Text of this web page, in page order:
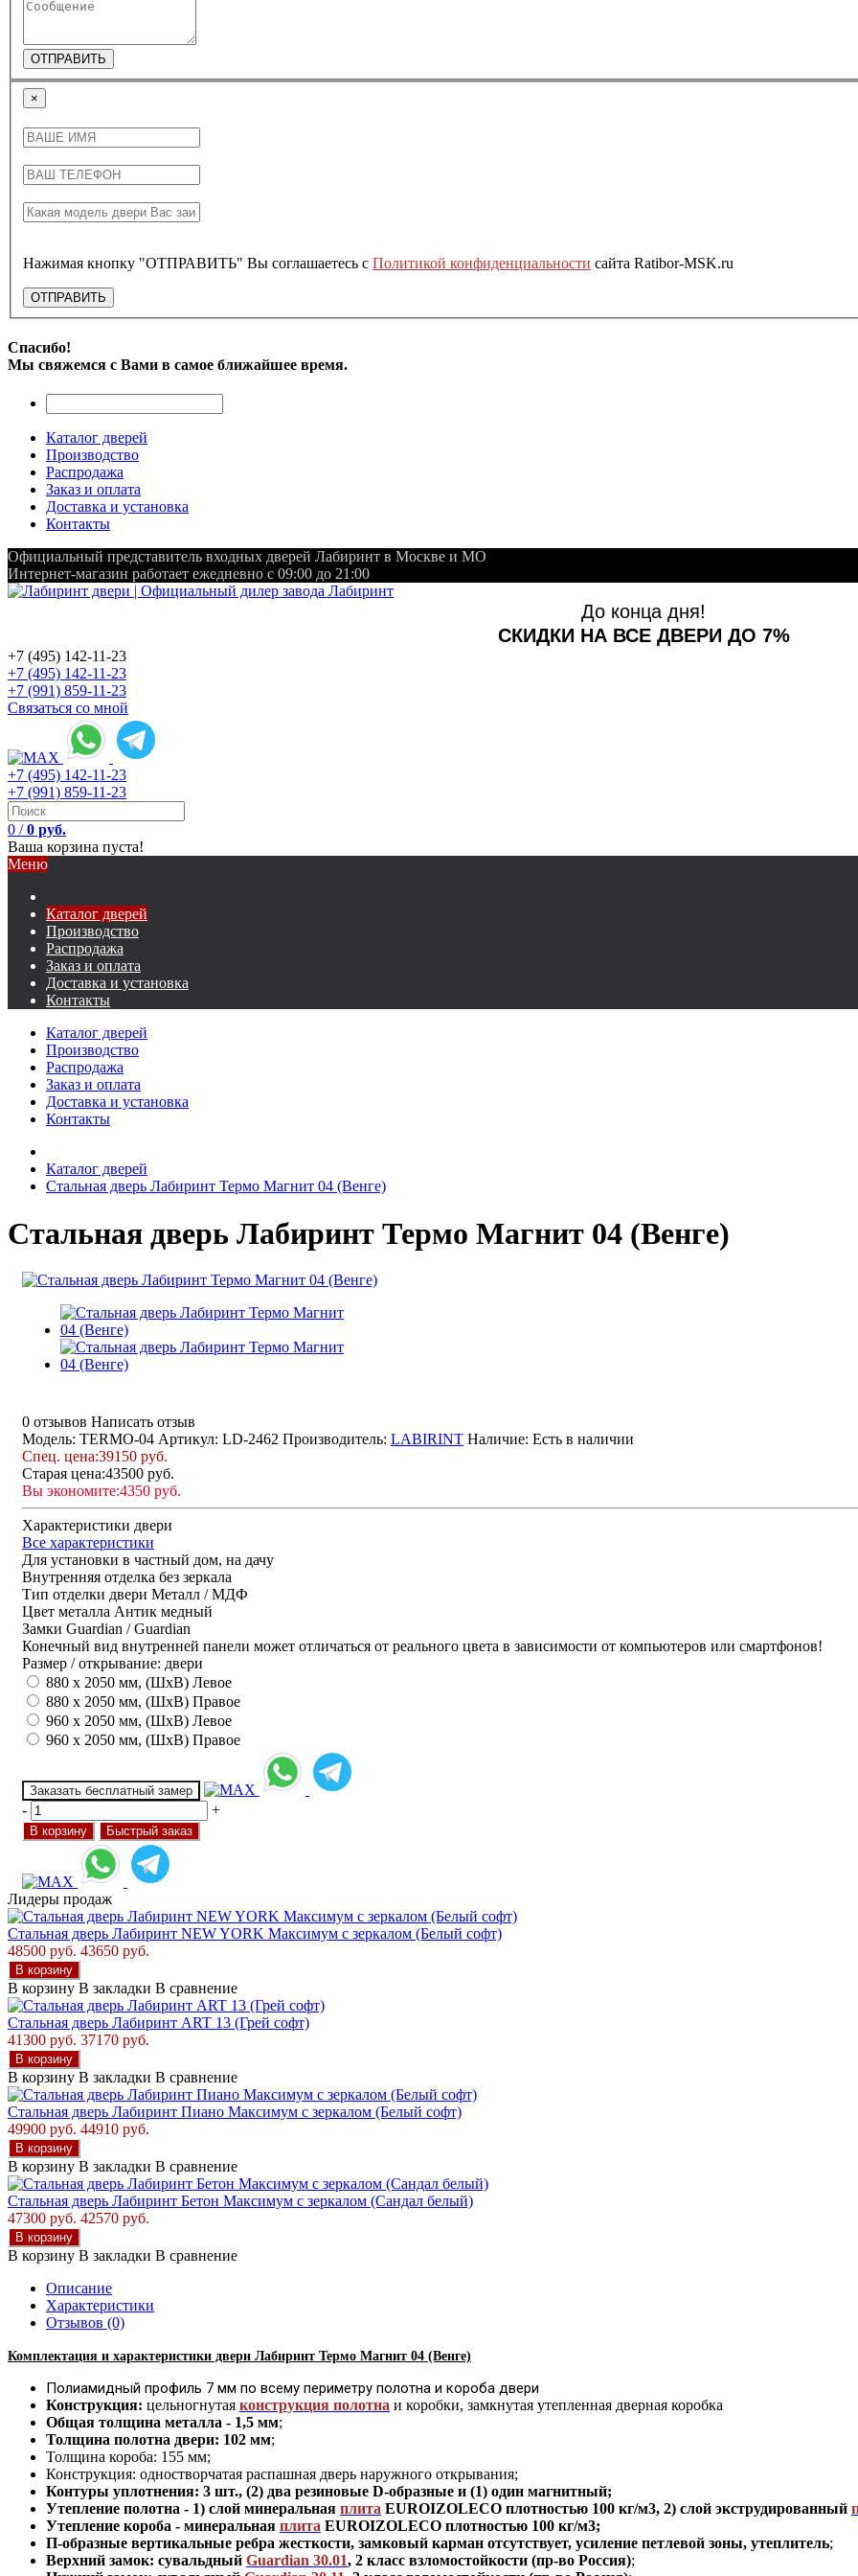
ОТПРАВИТЬ
×
Нажимая кнопку "ОТПРАВИТЬ" Вы соглашаетесь с Политикой конфиденциальности сайта Ratibor-MSK.ru
ОТПРАВИТЬ
Спасибо!
Мы свяжемся с Вами в самое ближайшее время.
Каталог дверей
Производство
Распродажа
Заказ и оплата
Доставка и установка
Контакты
Официальный представитель входных дверей Лабиринт в Москве и МО
Интернет-магазин работает ежедневно с 09:00 до 21:00
До конца дня!
СКИДКИ НА ВСЕ ДВЕРИ ДО 7%
+7 (495) 142-11-23
+7 (495) 142-11-23
+7 (991) 859-11-23
Связаться со мной
+7 (495) 142-11-23
+7 (991) 859-11-23
0 / 0 руб.
Ваша корзина пуста!
Меню
Каталог дверей
Производство
Распродажа
Заказ и оплата
Доставка и установка
Контакты
Каталог дверей
Производство
Распродажа
Заказ и оплата
Доставка и установка
Контакты
Каталог дверей
Стальная дверь Лабиринт Термо Магнит 04 (Венге)
Стальная дверь Лабиринт Термо Магнит 04 (Венге)
0 отзывов Написать отзыв
Модель: TERMO-04 Артикул: LD-2462 Производитель: LABIRINT Наличие: Есть в наличии
Спец. цена:39150 руб.
Старая цена:43500 руб.
Вы экономите:4350 руб.
Характеристики двери
Все характеристики
Для установки в частный дом, на дачу
Внутренняя отделка без зеркала
Тип отделки двери Металл / МДФ
Цвет металла Антик медный
Замки Guardian / Guardian
Конечный вид внутренней панели может отличаться от реального цвета в зависимости от компьютеров или смартфонов!
Размер / открывание: двери
880 х 2050 мм, (ШхВ) Левое
880 х 2050 мм, (ШхВ) Правое
960 х 2050 мм, (ШхВ) Левое
960 х 2050 мм, (ШхВ) Правое
Заказать бесплатный замер
- +
В корзину Быстрый заказ
Лидеры продаж
Стальная дверь Лабиринт NEW YORK Максимум с зеркалом (Белый софт)
48500 руб. 43650 руб.
В корзину
В корзину В закладки В сравнение
Стальная дверь Лабиринт ART 13 (Грей софт)
41300 руб. 37170 руб.
В корзину
В корзину В закладки В сравнение
Стальная дверь Лабиринт Пиано Максимум с зеркалом (Белый софт)
49900 руб. 44910 руб.
В корзину
В корзину В закладки В сравнение
Стальная дверь Лабиринт Бетон Максимум с зеркалом (Сандал белый)
47300 руб. 42570 руб.
В корзину
В корзину В закладки В сравнение
Описание
Характеристики
Отзывов (0)
Комплектация и характеристики двери Лабиринт Термо Магнит 04 (Венге)
Полиамидный профиль 7 мм по всему периметру полотна и короба двери
Конструкция: цельногнутая конструкция полотна и коробки, замкнутая утепленная дверная коробка
Общая толщина металла - 1,5 мм;
Толщина полотна двери: 102 мм;
Толщина короба: 155 мм;
Конструкция: одностворчатая распашная дверь наружного открывания;
Контуры уплотнения: 3 шт., (2) два резиновые D-образные и (1) один магнитный;
Утепление полотна - 1) слой минеральная плита EUROIZOLECO плотностью 100 кг/м3, 2) слой экструдированный
Утепление короба - минеральная плита EUROIZOLECO плотностью 100 кг/м3;
П-образные вертикальные ребра жесткости, замковый карман отсутствует, усиление петлевой зоны, утеплитель;
Верхний замок: сувальдный Guardian 30.01, 2 класс взломостойкости (пр-во Россия);